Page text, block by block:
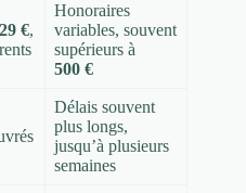
€,
Honoraires
variables, souvent
supérieurs à
500 €
Délais souvent
plus longs,
jusqu’à plusieurs
semaines